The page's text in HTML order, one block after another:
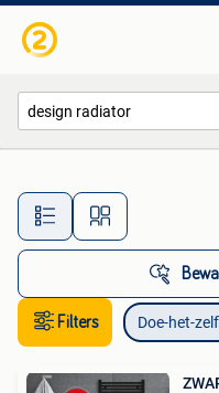
Alle
Filters Doe-het-